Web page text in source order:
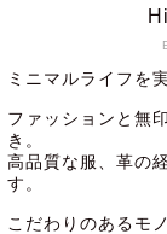
ミニマルライフを
ファッションと無
き。
高品質な服、革の
す。
こだわりのあるモ